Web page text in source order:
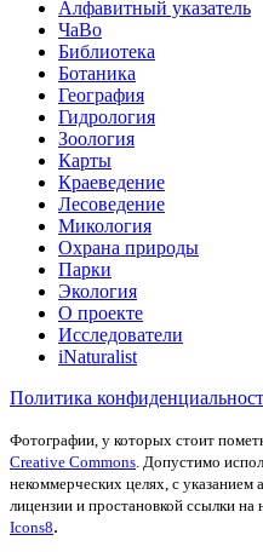
Алфавитный указатель
ЧаВо
Библиотека
Ботаника
География
Гидрология
Зоология
Карты
Краеведение
Лесоведение
Микология
Охрана природы
Парки
Экология
О проекте
Исследователи
iNaturalist
Политика
Фотографии, у которых стоит
Creative Commons . Допустимо
некоммерческих целях, с указанием
лицензии и простановкой ссылки на
Icons8.